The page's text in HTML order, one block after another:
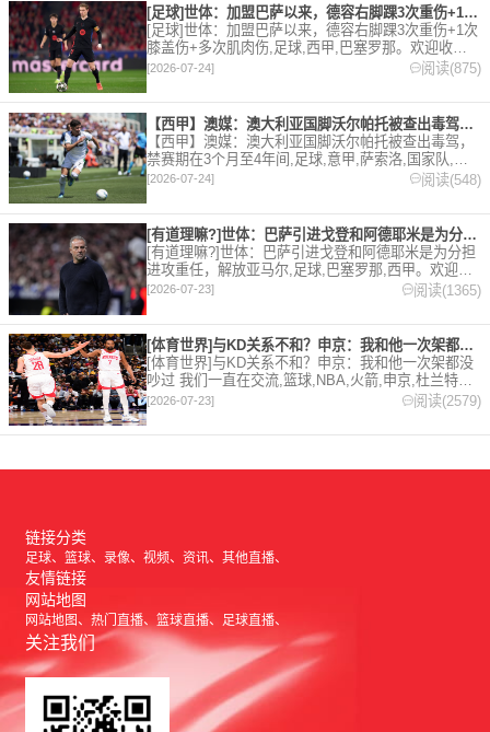
[足球]世体：加盟巴萨以来，德容右脚踝3次重伤+1次膝盖伤+
[足球]世体：加盟巴萨以来，德容右脚踝3次重伤+1次
膝盖伤+多次肌肉伤,足球,西甲,巴塞罗那。欢迎收藏
本站，24小时为你更新最新的足球，篮球体育资讯。
[2026-07-24] 阅读(875)
【西甲】澳媒：澳大利亚国脚沃尔帕托被查出毒驾，禁赛期在3个月
【西甲】澳媒：澳大利亚国脚沃尔帕托被查出毒驾，
禁赛期在3个月至4年间,足球,意甲,萨索洛,国家队,澳
大利亚,英超,西甲,德甲,法甲,五洲。欢迎收藏本站，
[2026-07-24] 阅读(548)
[有道理嘛?]世体：巴萨引进戈登和阿德耶米是为分担进攻重任，
[有道理嘛?]世体：巴萨引进戈登和阿德耶米是为分担
进攻重任，解放亚马尔,足球,巴塞罗那,西甲。欢迎收
藏本站，24小时为你更新最新的足球，篮球体育资
[2026-07-23] 阅读(1365)
[体育世界]与KD关系不和？申京：我和他一次架都没吵过 我们
[体育世界]与KD关系不和？申京：我和他一次架都没
吵过 我们一直在交流,篮球,NBA,火箭,申京,杜兰特。
欢迎收藏本站，24小时为你更新最新的足球，篮球体
育资讯。
[2026-07-23] 阅读(2579)
链接分类
足球 篮球 录像 视频 资讯 其他直播
友情链接
网站地图
网站地图 热门直播 篮球直播 足球直播
关注我们